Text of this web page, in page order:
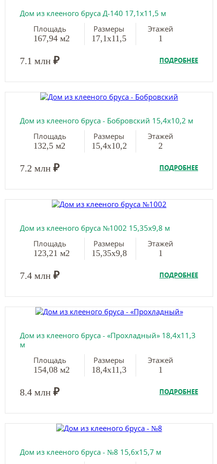
Дом из клееного бруса Д-140 17,1х11,5 м
Площадь
167,94 м2
Размеры
17,1х11,5
Этажей
1
7.1 млн ₽ ПОДРОБНЕЕ
Дом из клееного бруса - Бобровский 15,4х10,2 м
Площадь
132,5 м2
Размеры
15,4х10,2
Этажей
2
7.2 млн ₽ ПОДРОБНЕЕ
Дом из клееного бруса №1002 15,35х9,8 м
Площадь
123,21 м2
Размеры
15,35х9,8
Этажей
1
7.4 млн ₽ ПОДРОБНЕЕ
Дом из клееного бруса - «Прохладный» 18,4х11,3
м
Площадь
154,08 м2
Размеры
18,4х11,3
Этажей
1
8.4 млн ₽ ПОДРОБНЕЕ
Дом из клееного бруса - №8 15,6х15,7 м